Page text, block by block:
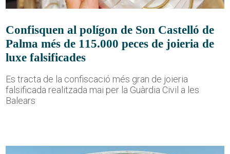
Confisquen al polígon de Son Castelló de
Palma més de 115.000 peces de joieria de
luxe falsificades
Es tracta de la confiscació més gran de joieria
falsificada realitzada mai per la Guàrdia Civil a les
Balears